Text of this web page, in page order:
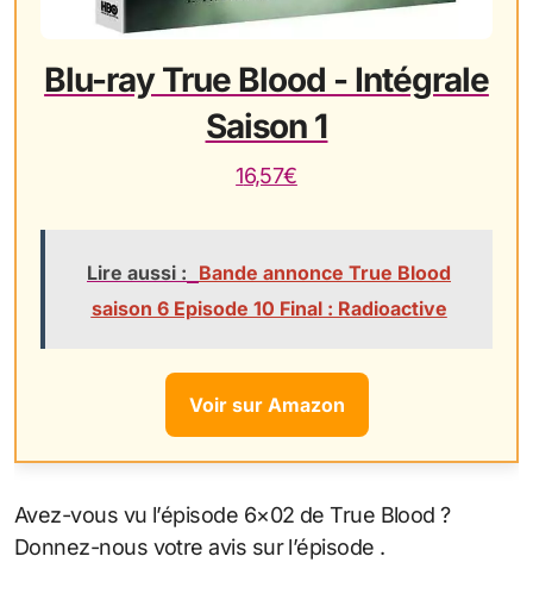
Blu-ray True Blood - Intégrale
Saison 1
16,57€
Lire aussi : Bande annonce True Blood
saison 6 Episode 10 Final : Radioactive
Voir sur Amazon
Avez-vous vu l’épisode 6×02 de True Blood ?
Donnez-nous votre avis sur l’épisode .